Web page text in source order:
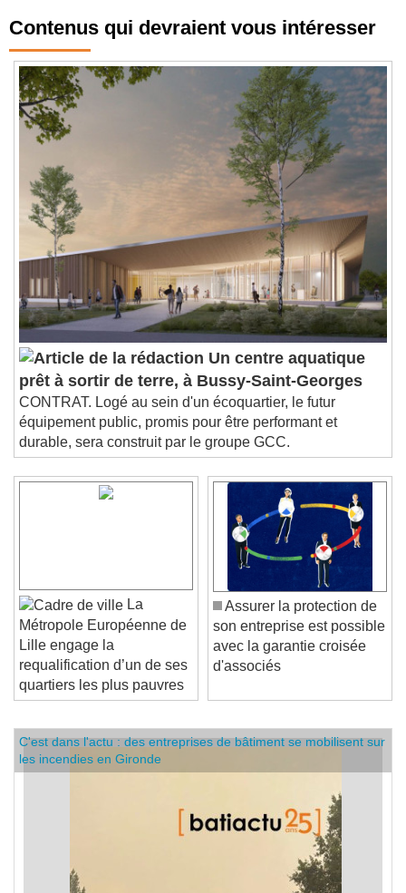
Contenus qui devraient vous intéresser
Un centre aquatique
prêt à sortir de terre, à Bussy-Saint-Georges
CONTRAT. Logé au sein d'un écoquartier, le futur
équipement public, promis pour être performant et
durable, sera construit par le groupe GCC.
La
Métropole Européenne de
Lille engage la
requalification d’un de ses
quartiers les plus pauvres
Assurer la protection de
son entreprise est possible
avec la garantie croisée
C'est dans l'actu : des entreprises de bâtiment se mobilisent sur
les incendies en Gironde